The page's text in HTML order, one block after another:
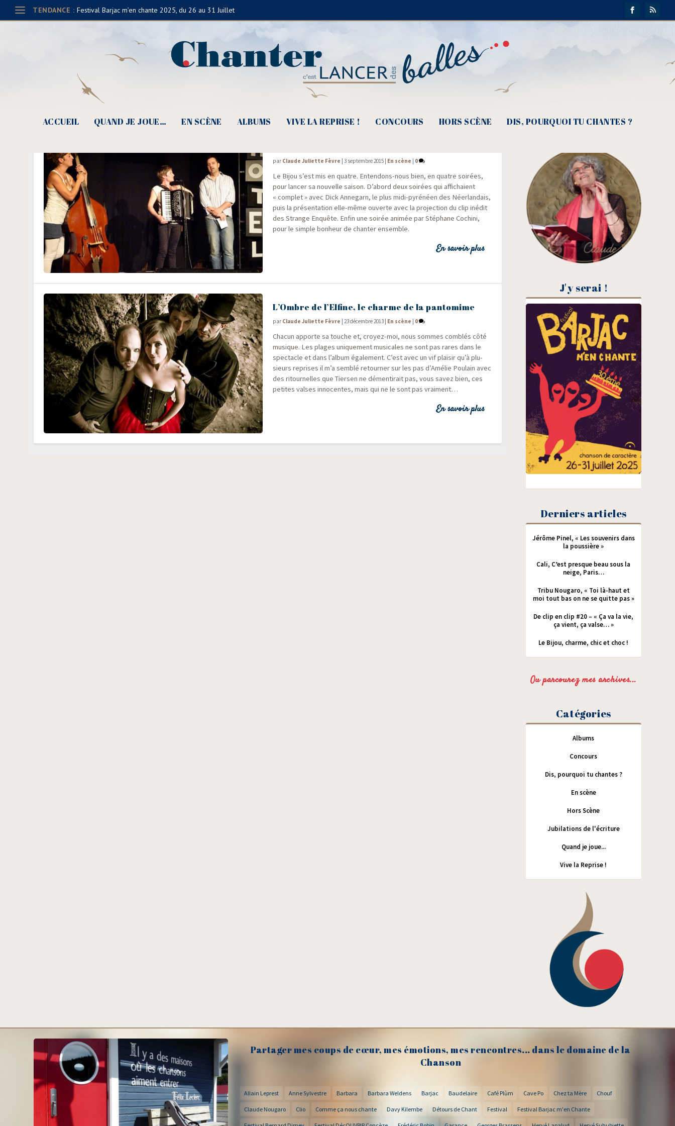
TENDANCE : Festival Barjac m’en chante 2025, du 26 au 31 Juillet
ACCUEIL QUAND JE JOUE… EN SCÈNE ALBUMS VIVE LA REPRISE ! CONCOURS HORS SCÈNE DIS, POURQUOI TU CHANTES ?
par Claude Juliette Fèvre |3 septembre 2015 En scène 0
Le Bijou s’est mis en quatre. Enten­dons-nous bien, en quatre soi­rées,
pour lan­cer sa nou­velle sai­son. D’abord deux soi­rées qui affi­chaient
« com­plet » avec Dick Anne­garn, le plus midi-pyré­néen des Néer­lan­dais,
puis la pré­sen­ta­tion elle-même ouverte avec la pro­jec­tion du clip inédit
des Strange Enquête. Enfin une soi­rée ani­mée par Sté­phane Cochi­ni,
pour le simple bon­heur de chan­ter ensemble.
En savoir plus
L’Ombre de l’Elfine, le charme de la pantomime
par Claude Juliette Fèvre |23 décembre 2013 En scène 0
Cha­cun apporte sa touche et, croyez-moi, nous sommes com­blés côté
musique. Les plages uni­que­ment musi­cales ne sont pas rares dans le
spec­tacle et dans l’album éga­le­ment. C’est avec un vif plai­sir qu’à plu­
sieurs reprises il m’a sem­blé retour­ner sur les pas d’Amélie Pou­lain avec
des ritour­nelles que Tier­sen ne démen­ti­rait pas, vous savez bien, ces
petites valses inno­centes, mais qui ne le sont pas vraiment…
En savoir plus
J'y serai !
Derniers articles
Jérôme Pinel, « Les souvenirs dans
la poussière »
Cali, C’est presque beau sous la
neige, Paris…
Tribu Nougaro, « Toi là-haut et
moi tout bas on ne se quitte pas »
De clip en clip #20 – « Ça va la vie,
ça vient, ça valse… »
Le Bijou, charme, chic et choc !
Ou parcourez mes archives...
Catégories
Albums
Concours
Dis, pourquoi tu chantes ?
En scène
Hors Scène
Jubilations de l'écriture
Quand je joue...
Vive la Reprise !
Partager mes coups de cœur, mes émotions, mes rencontres... dans le domaine de la
Chanson
Allain Leprest Anne Sylvestre Barbara Barbara Weldens Barjac Baudelaire Café Plùm Cave Po Chez ta Mère Chouf
Claude Nougaro Clio Comme ça nous chante Davy Kilembe Détours de Chant Festival Festival Barjac m'en Chante